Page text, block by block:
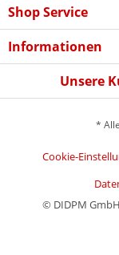
Shop Service
Informationen
Unsere
*
Cookie-
© DIDPM